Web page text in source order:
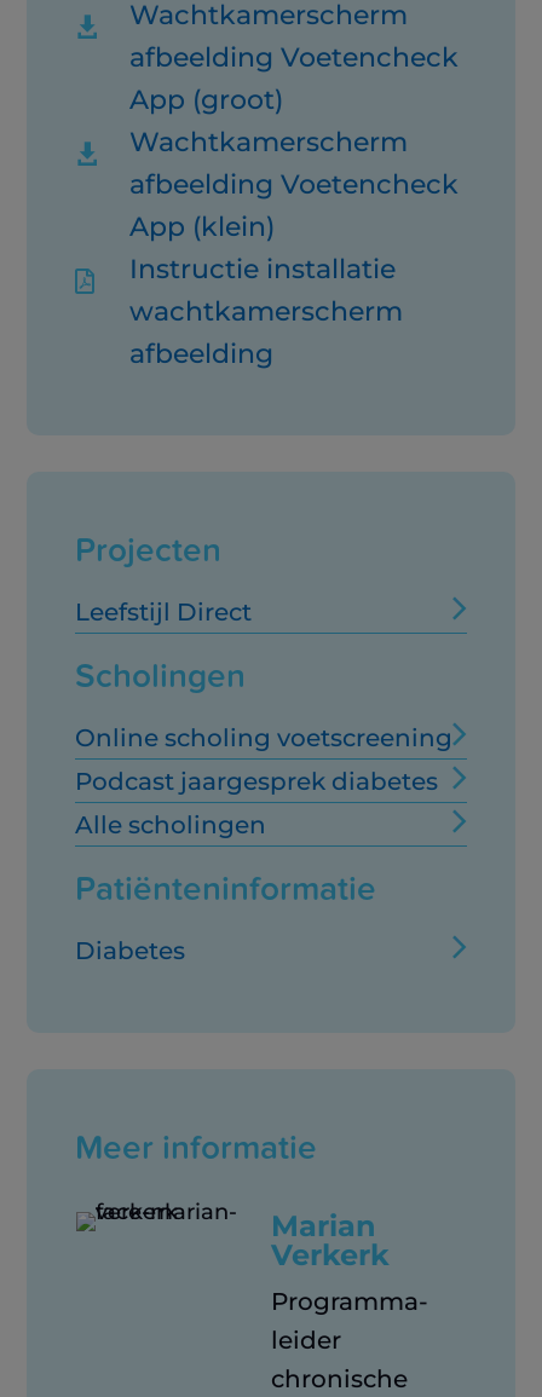

Wachtkamerscherm
afbeelding Voetencheck
App (groot)

Wachtkamerscherm
afbeelding Voetencheck
App (klein)

Instructie installatie
wachtkamerscherm
afbeelding
Projecten
Leefstijl Direct
Scholingen
Online scholing voetscreening
Podcast jaargesprek diabetes
Alle scholingen
Patiënteninformatie
Diabetes
Meer informatie
Marian
Verkerk
Programma-
leider
chronische